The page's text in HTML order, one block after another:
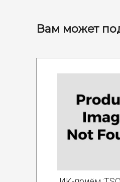
Вам может